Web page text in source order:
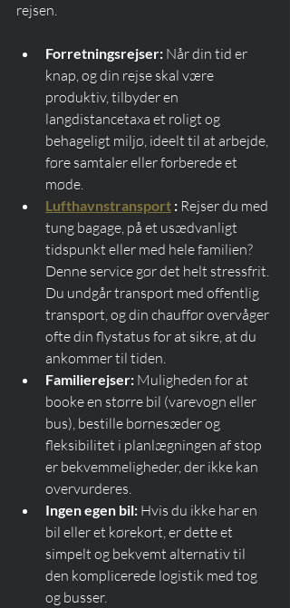
rejsen.
Forretningsrejser: Når din tid er
knap, og din rejse skal være
produktiv, tilbyder en
langdistancetaxa et roligt og
behageligt miljø, ideelt til at arbejde,
føre samtaler eller forberede et
møde.
Lufthavnstransport : Rejser du med
tung bagage, på et usædvanligt
tidspunkt eller med hele familien?
Denne service gør det helt stressfrit.
Du undgår transport med offentlig
transport, og din chauffør overvåger
ofte din flystatus for at sikre, at du
ankommer til tiden.
Familierejser: Muligheden for at
booke en større bil (varevogn eller
bus), bestille børnesæder og
fleksibilitet i planlægningen af stop
er bekvemmeligheder, der ikke kan
overvurderes.
Ingen egen bil: Hvis du ikke har en
bil eller et kørekort, er dette et
simpelt og bekvemt alternativ til
den komplicerede logistik med tog
og busser.